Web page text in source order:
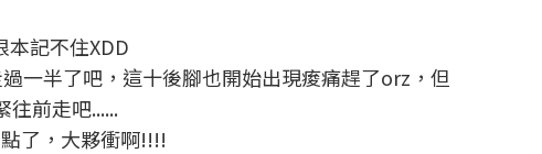
本記不住XDD
一半了吧，這十後腳也開始出現痠痛趕了orz，但
往前走吧......
了，大夥衝啊!!!!